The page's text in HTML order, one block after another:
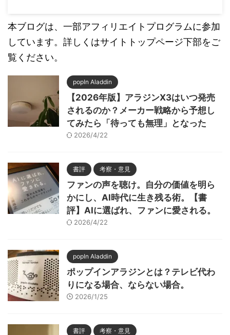
本ブログは、一部アフィリエイトプログラムに参加
しています。詳しくはサイトトップページ下部をご
覧ください。
popIn Aladdin
【2026年版】アラジンX3はいつ発売
されるのか？メーカー戦略から予想し
てみたら「待っても無理」となった
2026/4/22
書評 考察・意見
ファンの声を聴け。自分の価値を明ら
かにし、AI時代に生き残る術。【書
評】AIに選ばれ、ファンに愛される。
2026/4/22
popIn Aladdin
ポップインアラジンとは？テレビ代わ
りになる場合、ならない場合。
2026/1/25
書評 考察・意見